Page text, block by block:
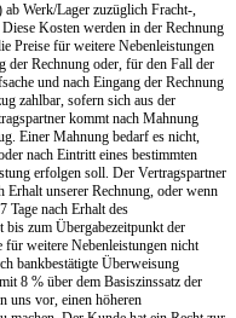
ab Werk/Lager zuzüglich Fracht-,
Kosten werden in der Rechnung
Preise für weitere Nebenleistungen
der Rechnung oder, für den Fall der
und nach Eingang der Rechnung
zahlbar, sofern sich aus der
kommt nach Mahnung
Einer Mahnung bedarf es nicht,
nach Eintritt eines bestimmten
erfolgen soll. Der Vertragspartner
Erhalt unserer Rechnung, oder wenn
Tage nach Erhalt des
bis zum Übergabezeitpunkt der
weitere Nebenleistungen nicht
bankbestätigte Überweisung
8 % über dem Basiszinssatz der
uns vor, einen höheren